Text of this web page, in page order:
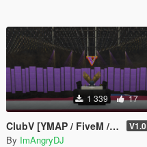
1 339 17
ClubV [YMAP / FiveM / SP] V1.0
By ImAngryDJ